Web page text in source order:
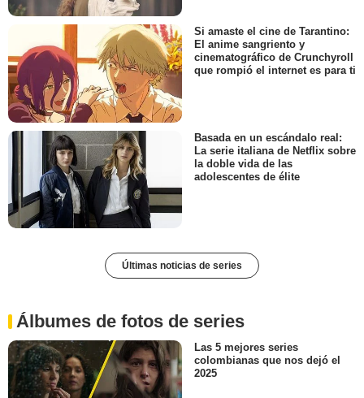
Si amaste el cine de Tarantino:
El anime sangriento y
cinematográfico de Crunchyroll
que rompió el internet es para ti
Basada en un escándalo real:
La serie italiana de Netflix sobre
la doble vida de las
adolescentes de élite
Últimas noticias de series
Álbumes de fotos de series
Las 5 mejores series
colombianas que nos dejó el
2025